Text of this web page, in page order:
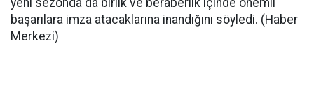
yeni sezonda da birlik ve beraberlik içinde önemli
başarılara imza atacaklarına inandığını söyledi. (Haber
Merkezi)